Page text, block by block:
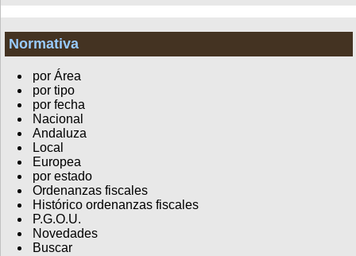
Normativa
por Área
por tipo
por fecha
Nacional
Andaluza
Local
Europea
por estado
Ordenanzas fiscales
Histórico ordenanzas fiscales
P.G.O.U.
Novedades
Buscar